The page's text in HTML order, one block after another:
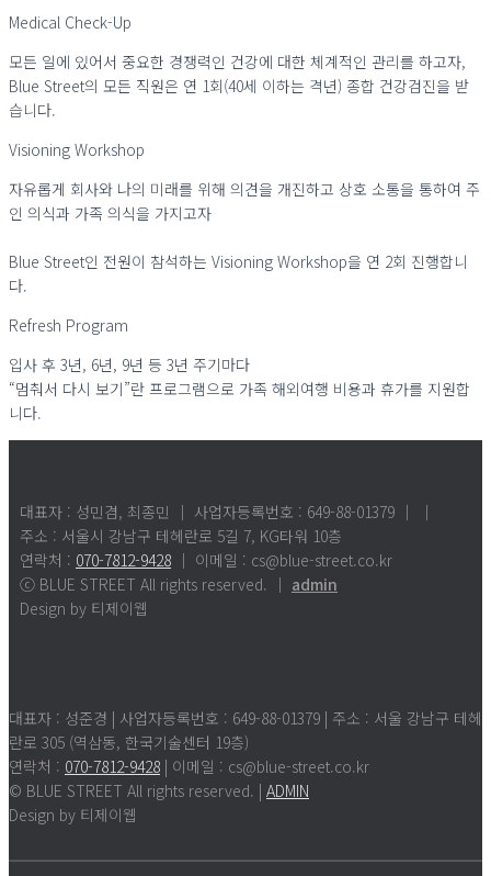
Medical Check-Up
모든 일에 있어서 중요한 경쟁력인 건강에 대한 체계적인 관리를 하고자,
Blue Street의 모든 직원은 연 1회(40세 이하는 격년) 종합 건강검진을 받
습니다.
Visioning Workshop
자유롭게 회사와 나의 미래를 위해 의견을 개진하고 상호 소통을 통하여 주
인 의식과 가족 의식을 가지고자
Blue Street인 전원이 참석하는 Visioning Workshop을 연 2회 진행합니
다.
Refresh Program
입사 후 3년, 6년, 9년 등 3년 주기마다
“멈춰서 다시 보기”란 프로그램으로 가족 해외여행 비용과 휴가를 지원합
니다.
대표자 : 성민겸, 최종민 │ 사업자등록번호 : 649-88-01379 │
│
주소 : 서울시 강남구 테헤란로 5길 7, KG타워 10층
연락처 : 070-7812-9428 │ 이메일 : cs@blue-street.co.kr
ⓒ BLUE STREET All rights reserved. │ admin
Design by 티제이웹
대표자 : 성준경 | 사업자등록번호 : 649-88-01379 | 주소 : 서울 강남구 테헤
란로 305 (역삼동, 한국기술센터 19층)
연락처 : 070-7812-9428 | 이메일 : cs@blue-street.co.kr
© BLUE STREET All rights reserved. | ADMIN
Design by 티제이웹